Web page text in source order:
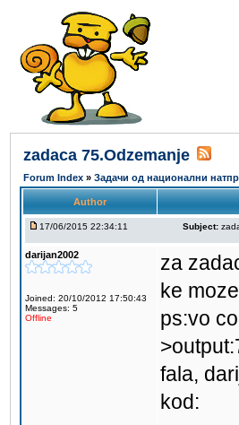
zadaca 75.Odzemanje
Forum Index » Задачи од национални
Author
17/06/2015 22:34:11 Subject:
darijan2002
Joined: 20/10/2012 17:50:43
Messages: 5
Offline
za
ke
ps:vo
fala,
kod: